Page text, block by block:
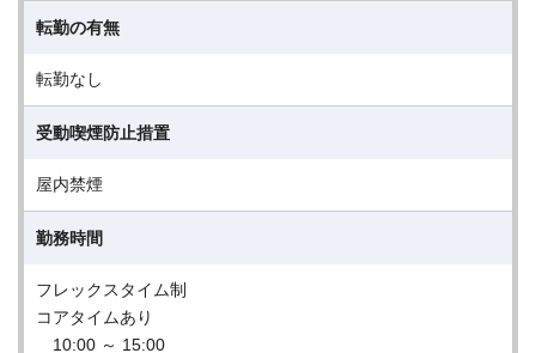
転勤の有無
転勤なし
受動喫煙防止措置
屋内禁煙
勤務時間
フレックスタイム制
コアタイムあり
10:00 ～ 15:00